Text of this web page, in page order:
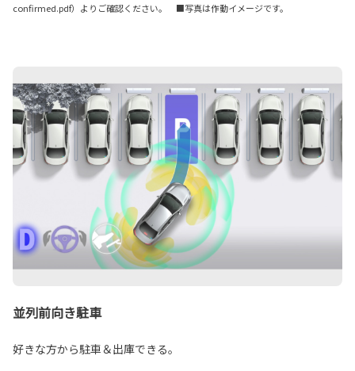
confirmed.pdf）よりご確認ください。 ■写真は作動イメージです。
並列前向き駐車
好きな方から駐車＆出庫できる。